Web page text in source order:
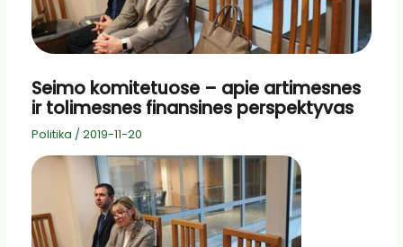
Seimo komitetuose – apie artimesnes
ir tolimesnes finansines perspektyvas
Politika / 2019-11-20